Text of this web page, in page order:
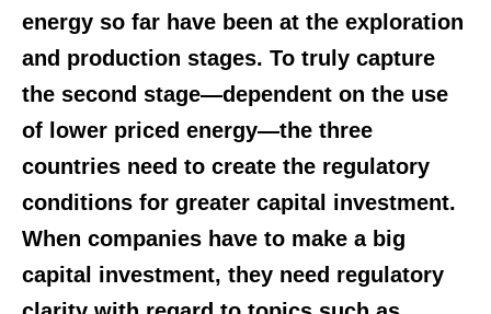
energy so far have been at the exploration
and production stages. To truly capture
the second stage—dependent on the use
of lower priced energy—the three
countries need to create the regulatory
conditions for greater capital investment.
When companies have to make a big
capital investment, they need regulatory